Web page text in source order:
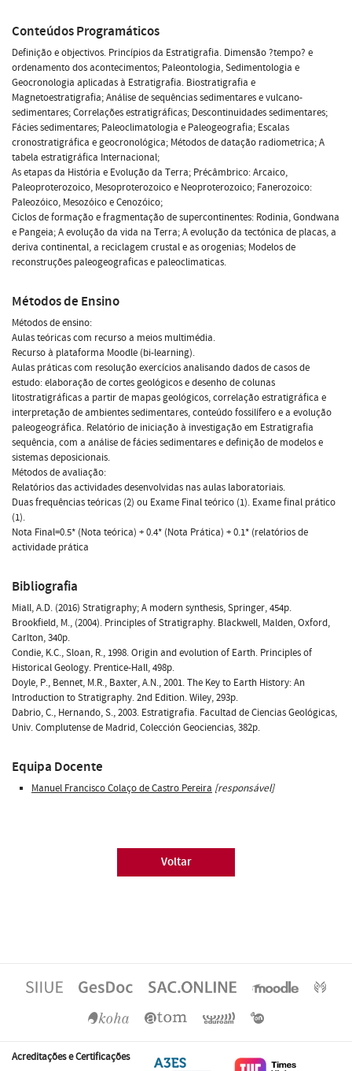
Conteúdos Programáticos
Definição e objectivos. Princípios da Estratigrafia. Dimensão ?tempo? e
ordenamento dos acontecimentos; Paleontologia, Sedimentologia e
Geocronologia aplicadas à Estratigrafia. Biostratigrafia e
Magnetoestratigrafia; Análise de sequências sedimentares e vulcano-
sedimentares; Correlações estratigráficas; Descontinuidades sedimentares;
Fácies sedimentares; Paleoclimatologia e Paleogeografia; Escalas
cronostratigráfica e geocronológica; Métodos de datação radiometrica; A
tabela estratigráfica Internacional;
As etapas da História e Evolução da Terra; Précâmbrico: Arcaico,
Paleoproterozoico, Mesoproterozoico e Neoproterozoico; Fanerozoico:
Paleozóico, Mesozóico e Cenozóico;
Ciclos de formação e fragmentação de supercontinentes: Rodinia, Gondwana
e Pangeia; A evolução da vida na Terra; A evolução da tectónica de placas, a
deriva continental, a reciclagem crustal e as orogenias; Modelos de
reconstruções paleogeograficas e paleoclimaticas.
Métodos de Ensino
Métodos de ensino:
Aulas teóricas com recurso a meios multimédia.
Recurso à plataforma Moodle (bi-learning).
Aulas práticas com resolução exercícios analisando dados de casos de
estudo: elaboração de cortes geológicos e desenho de colunas
litostratigráficas a partir de mapas geológicos, correlação estratigráfica e
interpretação de ambientes sedimentares, conteúdo fossilífero e a evolução
paleogeográfica. Relatório de iniciação à investigação em Estratigrafia
sequência, com a análise de fácies sedimentares e definição de modelos e
sistemas deposicionais.
Métodos de avaliação:
Relatórios das actividades desenvolvidas nas aulas laboratoriais.
Duas frequências teóricas (2) ou Exame Final teórico (1). Exame final prático
(1).
Nota Final=0.5* (Nota teórica) + 0.4* (Nota Prática) + 0.1* (relatórios de
actividade prática
Bibliografia
Miall, A.D. (2016) Stratigraphy; A modern synthesis, Springer, 454p.
Brookfield, M., (2004). Principles of Stratigraphy. Blackwell, Malden, Oxford,
Carlton, 340p.
Condie, K.C., Sloan, R., 1998. Origin and evolution of Earth. Principles of
Historical Geology. Prentice-Hall, 498p.
Doyle, P., Bennet, M.R., Baxter, A.N., 2001. The Key to Earth History: An
Introduction to Stratigraphy. 2nd Edition. Wiley, 293p.
Dabrio, C., Hernando, S., 2003. Estratigrafia. Facultad de Ciencias Geológicas,
Univ. Complutense de Madrid, Colección Geociencias, 382p.
Equipa Docente
Manuel Francisco Colaço de Castro Pereira [responsável]
Voltar
Acreditações e Certificações